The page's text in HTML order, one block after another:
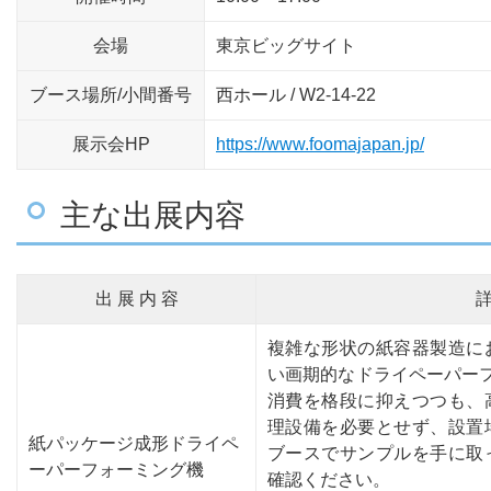
会場 東京ビッグサイト
ブース場所/小間番号 西ホール / W2-14-22
展示会HP https://www.foomajapan.jp/
主な出展内容
出 展 内 容
紙パッケージ成形ドライペ
ーパーフォーミング機
複雑な形状の紙容器製造
い画期的なドライペーパー
消費を格段に抑えつつも
理設備を必要とせず、設
ブースでサンプルを手に
確認ください。